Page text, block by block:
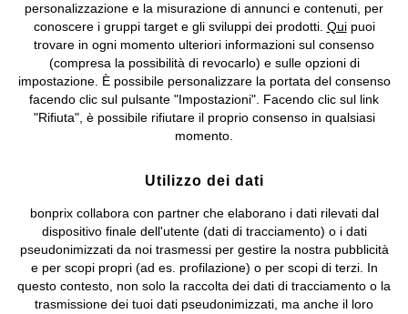
© 2026 bonprix.
Tutti i diritti riservati.
bonprix S.r.l. con socio unico, sede legale: via Adua 33 - 13855
Valdengo (BI) C.F. 01510910027 - P.I. 01939830020, Reg. Imprese di
Biella n. 01510910027, R.E.A. BI - 171345, N. Reg. Pile:
IT09060P00000858, N. Reg. AEE: IT08020000002105 Capitale
Sociale: euro 1.000.000 i.v, Società soggetta all'attività di direzione
e coordinamento di bonprix Beteiligungs -Verwaltungsgesellschaft
personalizzazione e la misurazione di annunci e contenuti, per
conoscere i gruppi target e gli sviluppi dei prodotti. Quipuoi
trovare in ogni momento ulteriori informazioni sul consenso
(compresa la possibilità di revocarlo) e sulle opzioni di
impostazione. È possibile personalizzare la portata del consenso
facendo clic sul pulsante "Impostazioni". Facendo clic sul link
"Rifiuta", è possibile rifiutare il proprio consenso in qualsiasi
momento.
Utilizzo dei dati
bonprix collabora con partner che elaborano i dati rilevati dal
dispositivo finale dell'utente (dati di tracciamento) o i dati
pseudonimizzati da noi trasmessi per gestire la nostra pubblicità
e per scopi propri (ad es. profilazione) o per scopi di terzi. In
questo contesto, non solo la raccolta dei dati di tracciamento o la
trasmissione dei tuoi dati pseudonimizzati, ma anche il loro